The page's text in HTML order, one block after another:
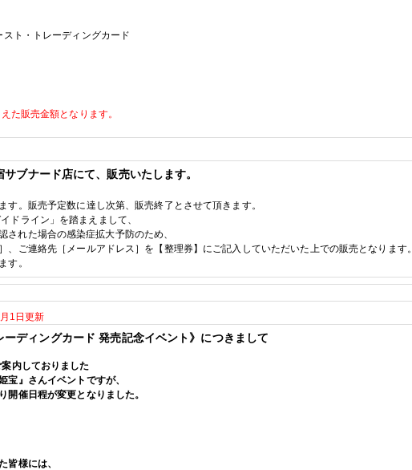
ト・
トレーディングカード
た販売金額となります。
サブナード店にて、販売いたします。
す。販売予定数に達し次第、販売終了とさせて頂きます。
ドライン」を踏まえまして、
された場合の感染症拡大予防のため、
、ご連絡先［メールアドレス］を【整理券】にご記入していただいた上での販売となります。
す。
月 1 日更新
ディングカード 発売記念イベント》 につきまして
内しておりました
宝』さんイベントですが、
開催日程が変更となりました。
皆様には、